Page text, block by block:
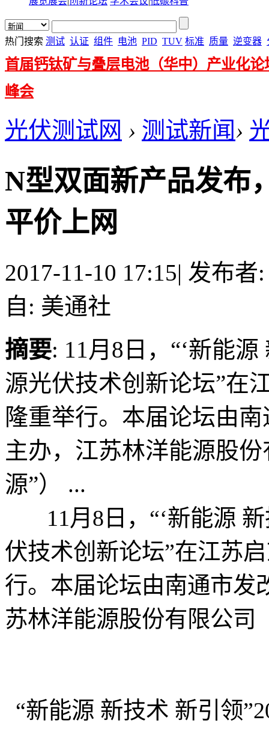
热门搜索 测试 认证 组件 电池 PID TUV 标准 质量 逆变器
首届钙钛矿与叠层电池（华中）产业化论
峰会
光伏测试网 › 测试新闻›
N型双面新产品发布
平价上网
2017-11-10 17:15| 发布者
自: 美通社
摘要: 11月8日，“‘新能
源光伏技术创新论坛”在
隆重举行。本届论坛由
主办，江苏林洋能源股
源”） ...
11月8日，“‘新能源 新
伏技术创新论坛”在江苏
行。本届论坛由南通市发
苏林洋能源股份有限公司
“新能源 新技术 新引领